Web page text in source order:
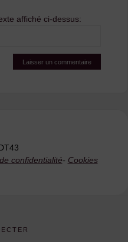
affiché ci-dessus:
confidentialité- Cookies